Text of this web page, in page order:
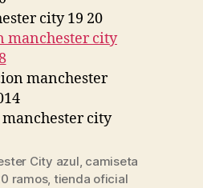
City azul, camiseta
ramos, tienda oficial